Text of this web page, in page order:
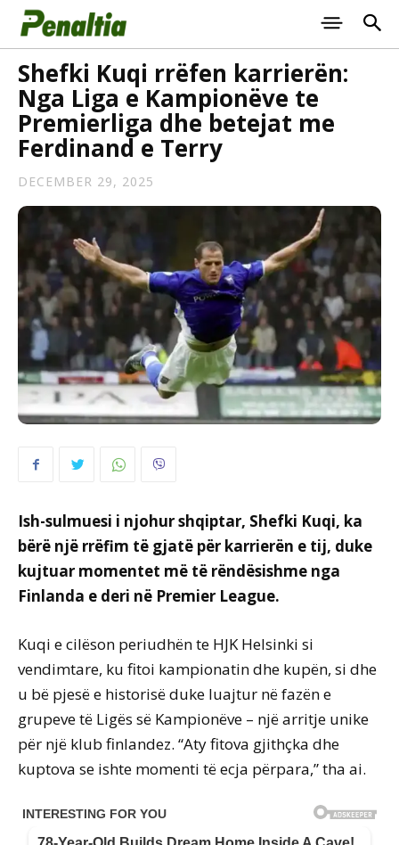
Shefki Kuqi rrëfen karrierën:
Nga Liga e Kampionëve te
Premierliga dhe betejat me
Ferdinand e Terry
DECEMBER 29, 2025
Ish-sulmuesi i njohur shqiptar, Shefki Kuqi, ka
bërë një rrëfim të gjatë për karrierën e tij, duke
kujtuar momentet më të rëndësishme nga
Finlanda e deri në Premier League.
Kuqi e cilëson periudhën te HJK Helsinki si
vendimtare, ku fitoi kampionatin dhe kupën, si dhe
u bë pjesë e historisë duke luajtur në fazën e
grupeve të Ligës së Kampionëve – një arritje unike
për një klub finlandez. “Aty fitova gjithçka dhe
kuptova se ishte momenti të ecja përpara,” tha ai.